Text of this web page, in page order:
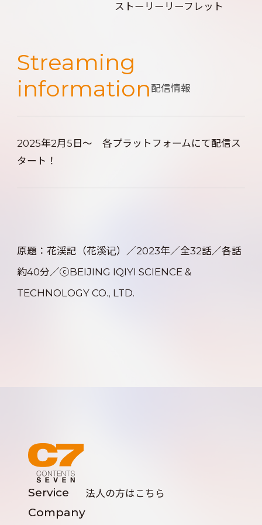
ストーリーリーフレット
Streaming
information 配信情報
2025年2月5日～ 各プラットフォームにて配信ス
タート！
原題：花渓記（花溪记）／2023年／全32話／各話
約40分／ⓒBEIJING IQIYI SCIENCE &
TECHNOLOGY CO., LTD.
Service
Company
法人の方はこちら